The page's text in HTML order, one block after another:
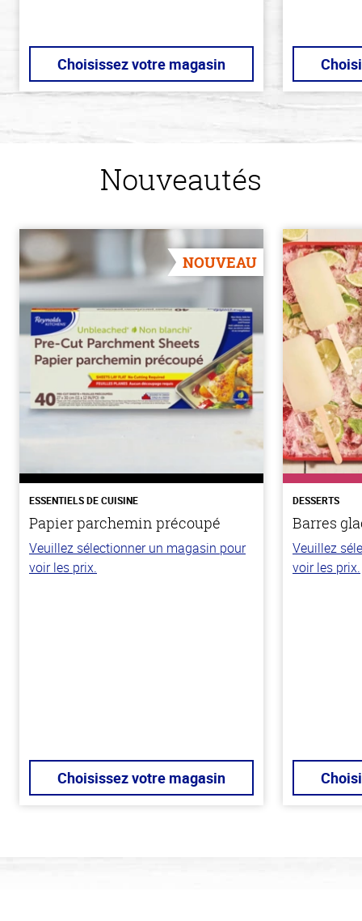
Choisissez votre magasin
Nouveautés
NOUVEAU
ESSENTIELS DE CUISINE
Papier parchemin précoupé
Veuillez sélectionner un magasin pour
voir les prix.
Choisissez votre magasin
DESSERTS
Barres
Veuillez
voir les prix.